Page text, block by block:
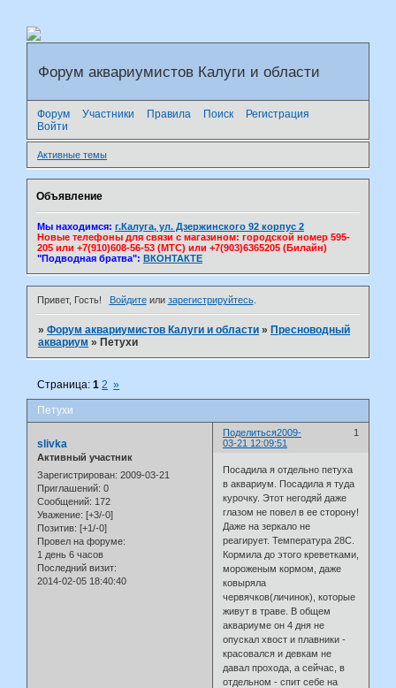
Форум аквариумистов Калуги и области
Форум Участники Правила Поиск
Регистрация
Войти
Активные темы
Объявление
Мы находимся: г.Калуга, ул. Дзержинского 92 корпус 2
Новые телефоны для связи с магазином: городской номер 595-
205 или +7(910)608-56-53 (МТС) или +7(903)6365205 (Билайн)
"Подводная братва": ВКОНТАКТЕ
Привет, Гость! Войдитеили зарегистрируйтесь.
»Форум аквариумистов Калуги и области » Пресноводный
аквариум » Петухи
Петухи
Страница:1 2 »
Поделиться 1
2009-
03-21 12:09:51
slivka
Активный участник
Зарегистрирован: 2009-03-21
Приглашений: 0
Сообщений: 172
Уважение: [+3/-0]
Позитив: [+1/-0]
Провел на форуме:
1 день 6 часов
Последний визит:
2014-02-05 18:40:40
Посадила я отдельно петуха
в аквариум. Посадила я туда
курочку. Этот негодяй даже
глазом не повел в ее сторону!
Даже на зеркало не
реагирует. Температура 28С.
Кормила до этого креветками,
мороженым кормом, даже
ковыряла
червячков(личинок), которые
живут в траве. В общем
аквариуме он 4 дня не
опускал хвост и плавники -
красовался и девкам не
давал прохода, а сейчас, в
отдельном - спит себе на